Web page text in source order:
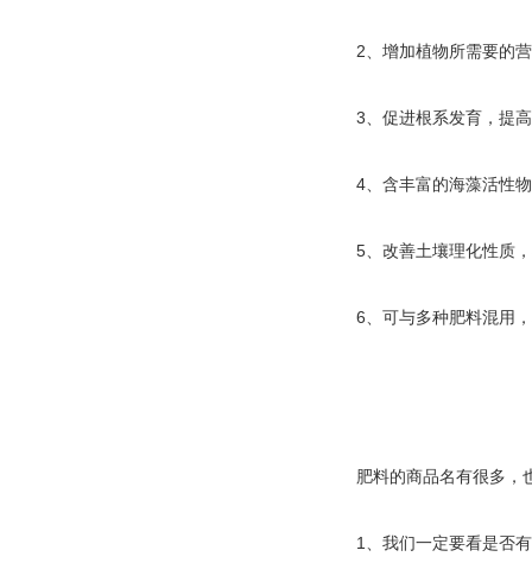
2、增加植物所需要的
3、促进根系发育，提
4、含丰富的海藻活性
5、改善土壤理化性质
6、可与多种肥料混用
肥料的商品名有很多，
1、我们一定要看是否